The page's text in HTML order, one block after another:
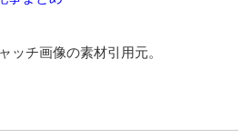
ッチ画像の素材引用元。